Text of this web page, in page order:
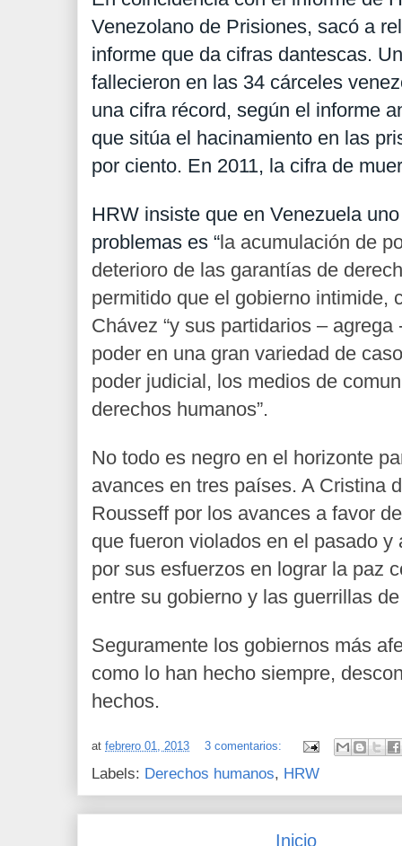
Venezolano de Prisiones, sacó a
informe que da cifras dantescas.
fallecieron en las 34 cárceles
una cifra récord, según el informe
que sitúa el hacinamiento en las
por ciento. En 2011, la cifra de
HRW insiste que en Venezuela
problemas es “la acumulación de
deterioro de las garantías de
permitido que el gobierno intimide,
Chávez “y sus partidarios –
poder en una gran variedad de
poder judicial, los medios de
derechos humanos”.
No todo es negro en el horizonte
avances en tres países. A Cristina
Rousseff por los avances a favor
que fueron violados en el pasado
por sus esfuerzos en lograr la paz
entre su gobierno y las guerrillas
Seguramente los gobiernos más
como lo han hecho siempre,
hechos.
at febrero 01, 2013 3 comentarios:
Labels: Derechos humanos, HRW
Inicio